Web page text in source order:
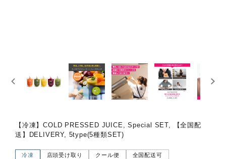
【冷凍】COLD PRESSED JUICE, Special SET, 【全国配
送】DELIVERY, 5type(5種類SET)
冷凍 店頭受け取り クール便 全国配送可